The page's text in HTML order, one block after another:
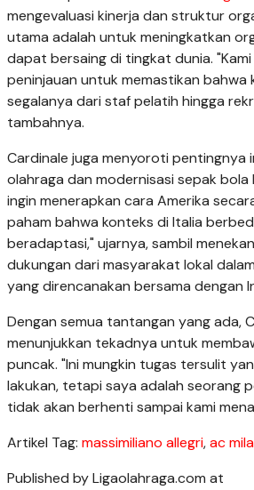
mengevaluasi kinerja dan struktur
utama adalah untuk meningkatkan
dapat bersaing di tingkat dunia.
peninjauan untuk memastikan bahwa
segalanya dari staf pelatih hingga
tambahnya.
Cardinale juga menyoroti pentingnya
olahraga dan modernisasi sepak bola
ingin menerapkan cara Amerika
paham bahwa konteks di Italia
beradaptasi," ujarnya, sambil
dukungan dari masyarakat lokal
yang direncanakan bersama dengan
Dengan semua tantangan yang ada,
menunjukkan tekadnya untuk
puncak. "Ini mungkin tugas tersulit
lakukan, tetapi saya adalah seorang
tidak akan berhenti sampai kami
Artikel Tag: massimiliano allegri,ac
Published by Ligaolahraga.com at